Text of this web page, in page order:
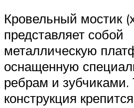
Кровельный мостик
представляет собой
металлическую
оснащенную
ребрам и зубчиками.
конструкция